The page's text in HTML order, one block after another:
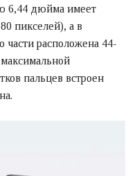
6,44 дюйма имеет
пикселей), а в
части расположена 44-
пальцев встроен